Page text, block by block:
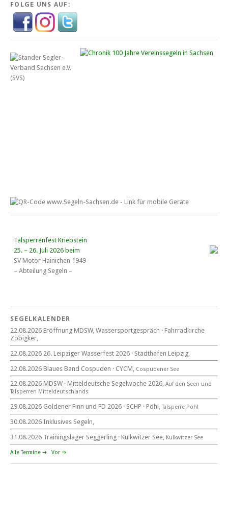
FOLGE UNS AUF:
Talsperrenfest Kriebstein
25. – 26. Juli 2026 beim
SV Motor Hainichen 1949
– Abteilung Segeln –
Eröffnung MDSW
11°° Uhr Fahrrad­kirche Markkleeberg
Blaues Band Cospudener See
22. August 2026
beim CYCM
für alle Segler am See
Mitteldeutsche Segelwoche
22. – 30. August 2026 in Sachsen · Thüringen · Sachsen Anhalt
SEGELKALENDER
22.08.2026 Eröffnung MDSW, Wassersportgespräch · Fahrradkirche
Zöbigker,
22.08.2026 26. Leipziger Wasserfest 2026 · Stadthafen Leipzig,
22.08.2026 Blaues Band Cospuden · CYCM,
Cospudener See
22.08.2026 MDSW · Mitteldeutsche Segelwoche 2026, Auf den Seen und
Tal­sperren Mittel­deut­sch­lands
29.08.2026 Goldener Finn und FD 2026 · SCHP · Pöhl, Talsperre Pöhl
30.08.2026 Inklusives Segeln,
31.08.2026 Trainingslager Seggerling · Kulkwitzer See, Kulkwitzer See
Alle Termine ➔ Vor ⇒